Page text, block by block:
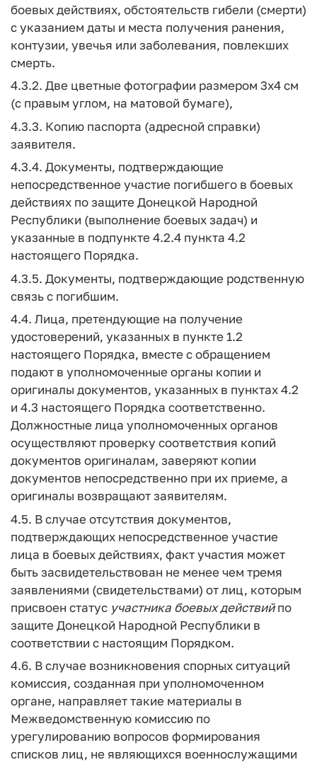
боевых действиях, обстоятельств гибели (смерти)
с указанием даты и места получения ранения,
контузии, увечья или заболевания, повлекших
смерть.
4.3.2. Две цветные фотографии размером 3х4 см
(с правым углом, на матовой бумаге),
4.3.3. Копию паспорта (адресной справки)
заявителя.
4.3.4. Документы, подтверждающие
непосредственное участие погибшего в боевых
действиях по защите Донецкой Народной
Республики (выполнение боевых задач) и
указанные в подпункте 4.2.4 пункта 4.2
настоящего Порядка.
4.3.5. Документы, подтверждающие родственную
связь с погибшим.
4.4. Лица, претендующие на получение
удостоверений, указанных в пункте 1.2
настоящего Порядка, вместе с обращением
подают в уполномоченные органы копии и
оригиналы документов, указанных в пунктах 4.2
и 4.3 настоящего Порядка соответственно.
Должностные лица уполномоченных органов
осуществляют проверку соответствия копий
документов оригиналам, заверяют копии
документов непосредственно при их приеме, а
оригиналы возвращают заявителям.
4.5. В случае отсутствия документов,
подтверждающих непосредственное участие
лица в боевых действиях, факт участия может
быть засвидетельствован не менее чем тремя
заявлениями (свидетельствами) от лиц, которым
присвоен статус участника боевыхдействийпо
защите Донецкой Народной Республики в
соответствии с настоящим Порядком.
4.6. В случае возникновения спорных ситуаций
комиссия, созданная при уполномоченном
органе, направляет такие материалы в
Межведомственную комиссию по
урегулированию вопросов формирования
списков лиц, не являющихся военнослужащими